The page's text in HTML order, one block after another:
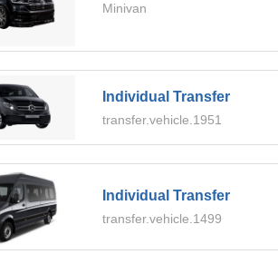
Minivan
Individual Transfer
transfer.vehicle.1951
Individual Transfer
transfer.vehicle.1499